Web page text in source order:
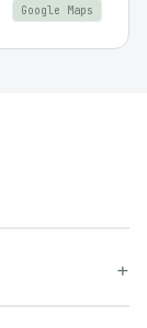
Google Maps
+